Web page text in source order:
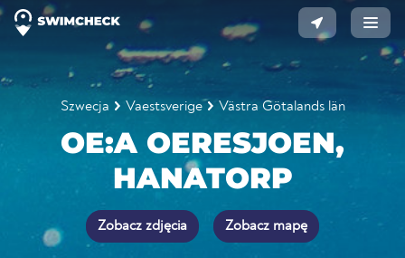
Szwecja Vaestsverige Västra Götalands län
OE:A OERESJOEN,
HANATORP
Zobacz zdjęcia Zobacz mapę